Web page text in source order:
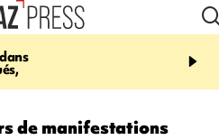
19:21
CONTRÔLES
end, 109 infractions
de manifestations